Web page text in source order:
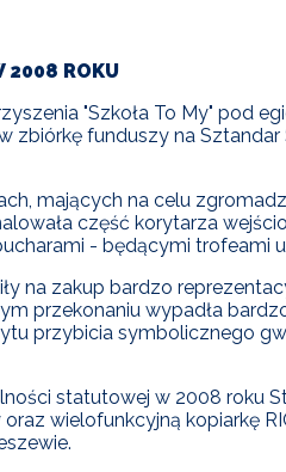
2008 ROKU
"Szkoła To My" pod
zbiórkę funduszy na
mających na celu
część korytarza
- będącymi trofeami
na zakup bardzo
przekonaniu wypadła
przybicia symbolicznego
statutowej w 2008 roku
wielofunkcyjną kopiarkę